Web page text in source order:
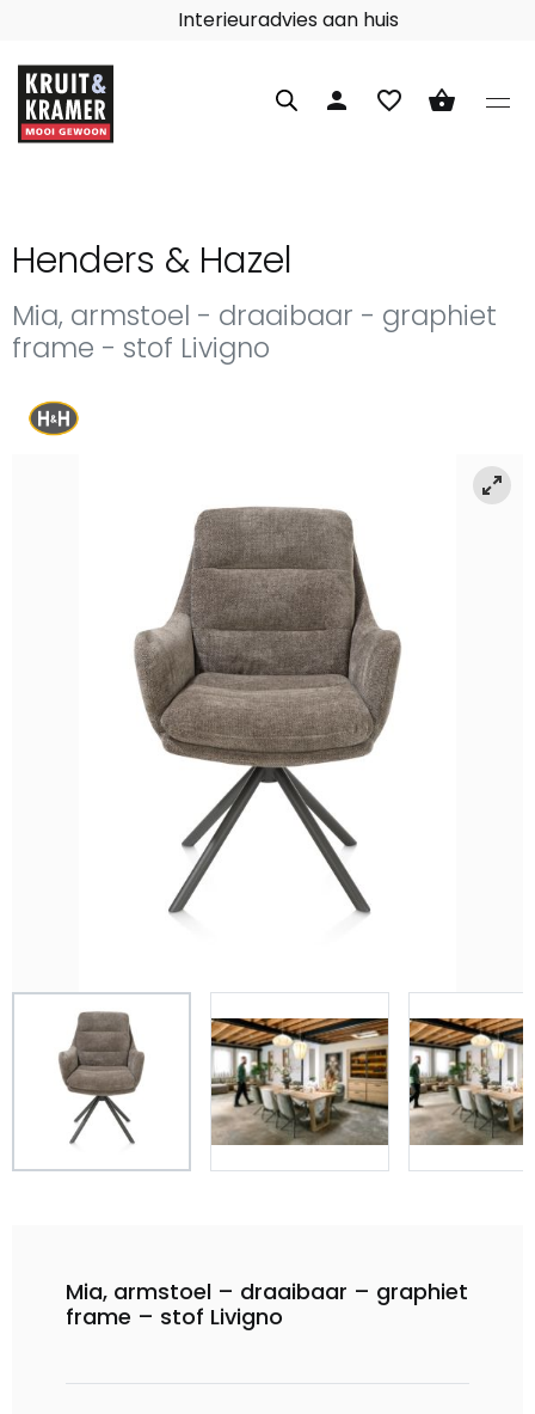
Interieuradvies aan huis
person favorite_border shopping_basket
Henders & Hazel
Mia, armstoel - draaibaar - graphiet
frame - stof Livigno
Mia, armstoel – draaibaar – graphiet
frame – stof Livigno